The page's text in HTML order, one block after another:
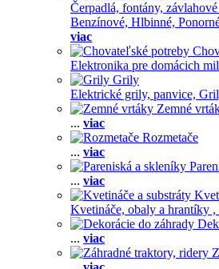
Čerpadlá, fontány,
Benzínové, Hlbinné,
viac
Elektronika pre domácich
Grily
Elektrické grily, panvice,
Zemné
... viac
Rozmetače
... viac
... viac
Kvetináče, obaly a hrantíky ,
... viac